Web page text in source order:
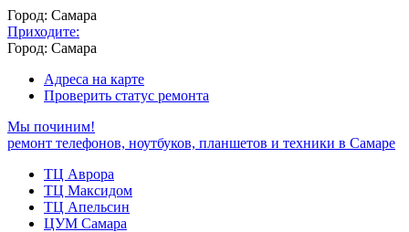
Город: Самара
Приходите:
Город: Самара
Адреса на карте
Проверить статус ремонта
Мы починим!
ремонт телефонов, ноутбуков, планшетов и техники в Самаре
ТЦ Аврора
ТЦ Максидом
ТЦ Апельсин
ЦУМ Самара